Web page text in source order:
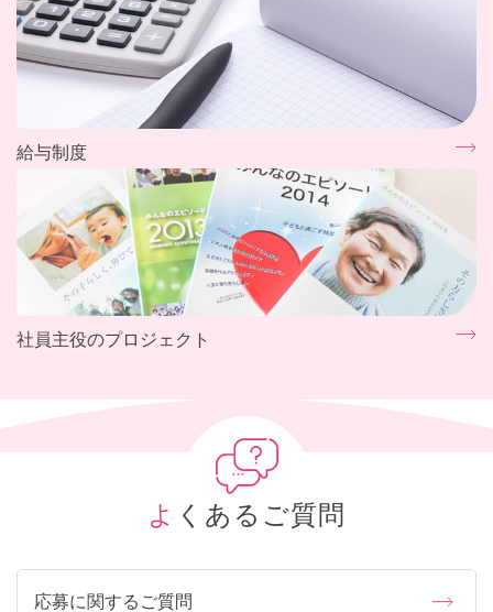
給与制度
社員主役のプロジェクト
よくあるご質問
応募に関するご質問